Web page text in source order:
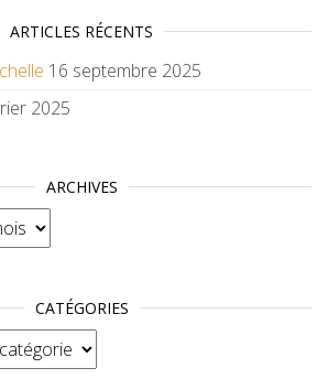
ARTICLES RÉCENTS
16 septembre 2025
2025
ARCHIVES
CATÉGORIES